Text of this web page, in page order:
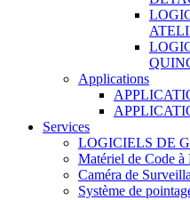
Applications
Services
LOGICIELS DE
Matériel de Code à
Caméra de
Système de